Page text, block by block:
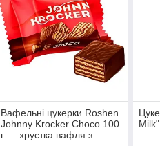
Вафельні цукерки Roshen
Johnny Krocker Choco 100
г — хрустка вафля з